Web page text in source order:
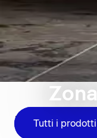
Tutti i prodotti
Relax per